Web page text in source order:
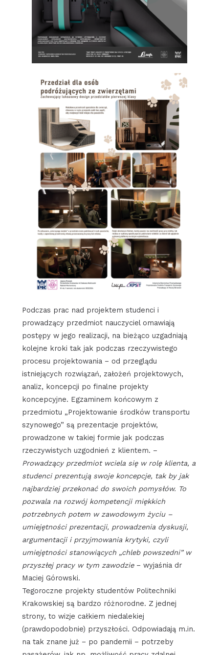
Podczas prac nad projektem studenci i
prowadzący przedmiot nauczyciel omawiają
postępy w jego realizacji, na bieżąco uzgadniają
kolejne kroki tak jak podczas rzeczywistego
procesu projektowania – od przeglądu
istniejących rozwiązań, założeń projektowych,
analiz, koncepcji po finalne projekty
koncepcyjne. Egzaminem końcowym z
przedmiotu „Projektowanie środków transportu
szynowego” są prezentacje projektów,
prowadzone w takiej formie jak podczas
rzeczywistych uzgodnień z klientem. –
Prowadzący przedmiot wciela się w rolę klienta, a
studenci prezentują swoje koncepcje, tak by jak
najbardziej przekonać do swoich pomysłów. To
pozwala na rozwój kompetencji miękkich
potrzebnych potem w zawodowym życiu –
umiejętności prezentacji, prowadzenia dyskusji,
argumentacji i przyjmowania krytyki, czyli
umiejętności stanowiących „chleb powszedni” w
przyszłej pracy w tym zawodzie– wyjaśnia dr
Maciej Górowski.
Tegoroczne projekty studentów Politechniki
Krakowskiej są bardzo różnorodne. Z jednej
strony, to wizje całkiem niedalekiej
(prawdopodobnie) przyszłości. Odpowiadają m.in.
na tak znane już – po pandemii – potrzeby